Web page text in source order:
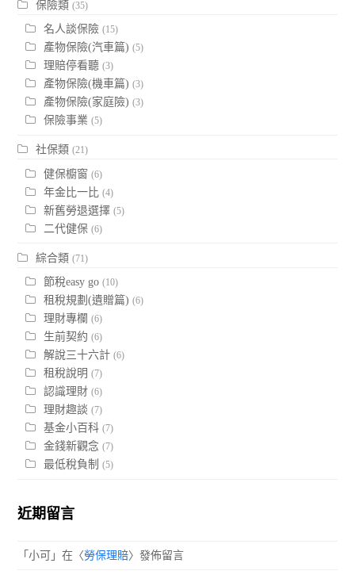
保險類 (35)
名人談保險 (15)
產物保險(汽車篇) (5)
理賠停看聽 (3)
產物保險(機車篇) (3)
產物保險(家庭險) (3)
保險事業 (5)
社保類 (21)
健保櫥窗 (6)
年金比一比 (4)
新舊勞退選擇 (5)
二代健保 (6)
綜合類 (71)
節稅easy go (10)
租稅規劃(遺贈篇) (6)
理財專欄 (6)
生前契約 (6)
解說三十六計 (6)
租稅說明 (7)
認識理財 (6)
理財趣談 (7)
基金小百科 (7)
金錢新觀念 (7)
最低稅負制 (5)
近期留言
「小可 」在〈勞保理賠〉發佈留言